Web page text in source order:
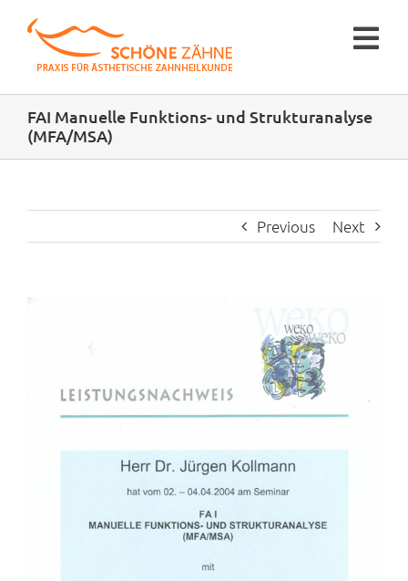
Inhalt
springen
Prophylaxe
Über uns
Kontakt
FAI Manuelle Funktions- und Strukturanalyse
(MFA/MSA)
Previous Next